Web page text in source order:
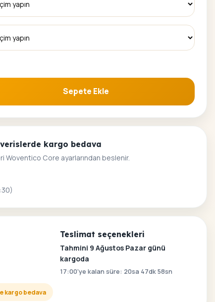
Seti adet Sepete Ekle
kargo bedava
Woventico Core ayarlarından beslenir.
Teslimat seçenekleri
Tahmini 9 Ağustos Pazar günü
kargoda
17:00'ye kalan süre: 20sa 47dk 57sn
kargo bedava